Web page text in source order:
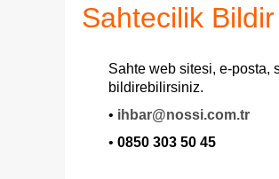
Sahtecilik Bildir
Sahte web sitesi, e-posta,
bildirebilirsiniz.
• ihbar@nossi.com.tr
• 0850 303 50 45